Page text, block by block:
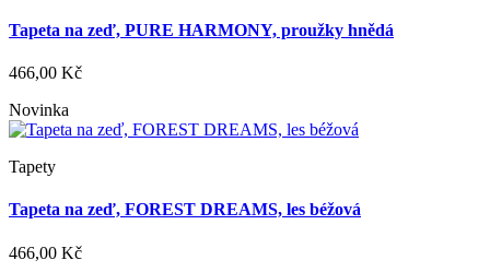
Tapeta na zeď, PURE HARMONY, proužky hnědá
466,00 Kč
Novinka
Tapety
Tapeta na zeď, FOREST DREAMS, les béžová
466,00 Kč